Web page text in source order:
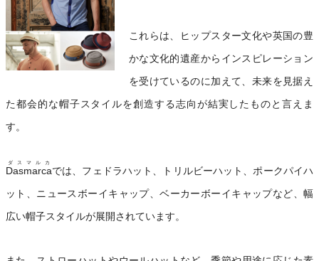
これらは、ヒップスター文化や英国の豊
かな文化的遺産からインスピレーション
を受けているのに加えて、未来を見据え
た都会的な帽子スタイルを創造する志向が結実したものと言えま
す。
Dasmarca
ダスマルカ
では、フェドラハット、トリルビーハット、ポークパイハ
ット、ニュースボーイキャップ、ベーカーボーイキャップなど、幅
広い帽子スタイルが展開されています。